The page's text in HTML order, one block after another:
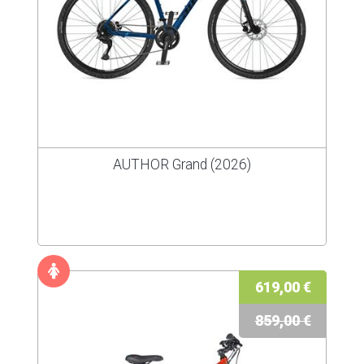
AUTHOR Grand (2026)
619,00 €
859,00 €